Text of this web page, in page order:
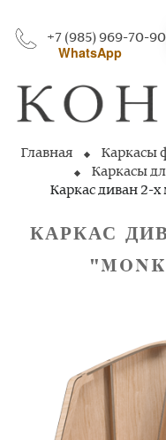
+7 (985) 969-70-90
WhatsApp
Главная Каркасы
Каркасы
Каркас диван 2-
КАРКАС